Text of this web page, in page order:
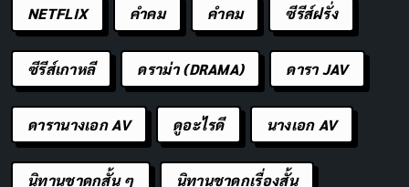
NETFLIX คำคม คําคม ซีรีส์ฝรั่ง
ซีรีส์เกาหลี ดราม่า (DRAMA) ดารา JAV
ดารานางเอก AV ดูอะไรดี นางเอก AV
นิทานชาดกสั้น ๆ นิทานชาดกเรื่องสั้น